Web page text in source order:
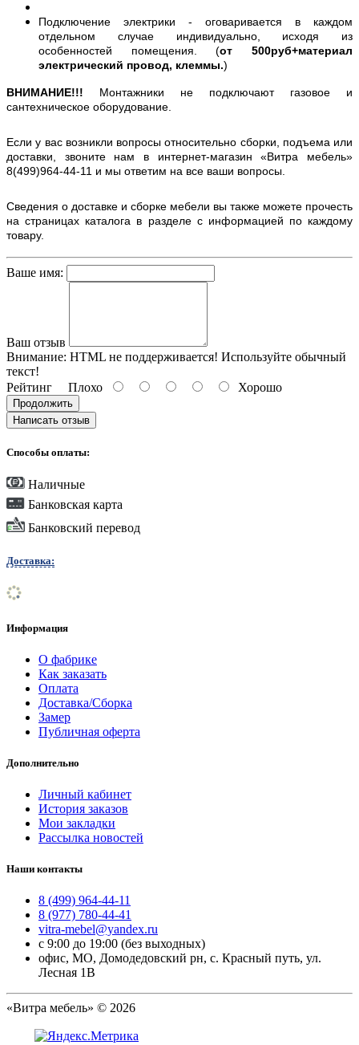
Подключение электрики - оговаривается в каждом
отдельном случае индивидуально, исходя из
особенностей помещения. (от 500руб+материал
электрический провод, клеммы.)
ВНИМАНИЕ!!! Монтажники не подключают газовое и
сантехническое оборудование.
Если у вас возникли вопросы относительно сборки, подъема или
доставки, звоните нам в интернет-магазин «Витра мебель»
8(499)964-44-11 и мы ответим на все ваши вопросы.
Сведения о доставке и сборке мебели вы также можете прочесть
на страницах каталога в разделе с информацией по каждому
товару.
Ваше имя:
Ваш отзыв
Внимание: HTML не поддерживается! Используйте обычный
текст!
Рейтинг Плохо Хорошо
Продолжить
Написать отзыв
Способы оплаты:
Наличные
Банковская карта
Банковский перевод
Доставка:
Информация
О фабрике
Как заказать
Оплата
Доставка/Сборка
Замер
Публичная оферта
Дополнительно
Личный кабинет
История заказов
Мои закладки
Рассылка новостей
Наши контакты
8 (499) 964-44-11
8 (977) 780-44-41
vitra-mebel@yandex.ru
с 9:00 до 19:00 (без выходных)
офис, МО, Домодедовский рн, с. Красный путь, ул.
Лесная 1В
«Витра мебель» © 2026